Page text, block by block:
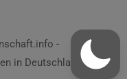
-
in Deutschland!